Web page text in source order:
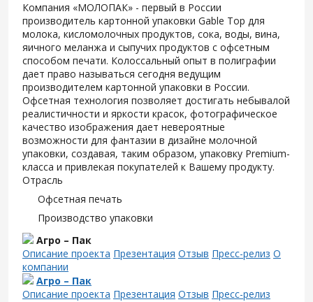
Компания «МОЛОПАК» - первый в России
производитель картонной упаковки Gable Top для
молока, кисломолочных продуктов, сока, воды, вина,
яичного меланжа и сыпучих продуктов с офсетным
способом печати. Колоссальный опыт в полиграфии
дает право называться сегодня ведущим
производителем картонной упаковки в России.
Офсетная технология позволяет достигать небывалой
реалистичности и яркости красок, фотографическое
качество изображения дает невероятные
возможности для фантазии в дизайне молочной
упаковки, создавая, таким образом, упаковку Premium-
класса и привлекая покупателей к Вашему продукту.
Отрасль
Офсетная печать
Производство упаковки
Агро – Пак
Описание проекта Презентация Отзыв Пресс-релиз О
компании
Агро – Пак
Описание проекта Презентация Отзыв Пресс-релиз